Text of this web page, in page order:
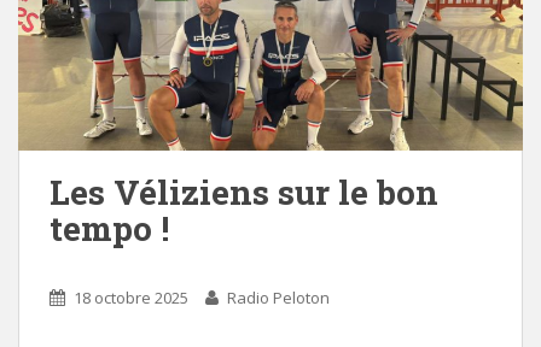
Les Véliziens sur le bon
tempo !
18 octobre 2025 Radio Peloton